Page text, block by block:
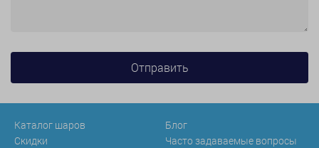
Каталог шаров
Скидки
Блог
Часто задаваемые вопросы